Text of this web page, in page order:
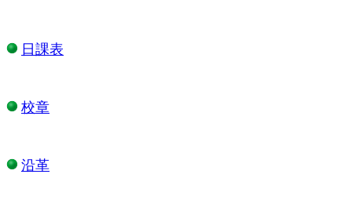
日課表
校章
沿革